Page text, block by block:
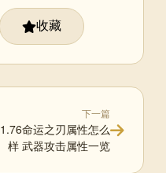
收藏
下一篇
1.76命运之刃属性怎么
样 武器攻击属性一览